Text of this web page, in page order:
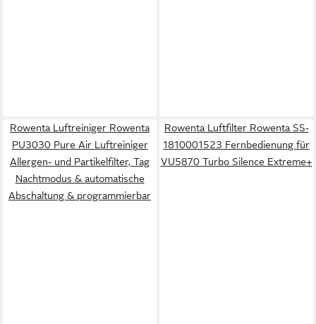
Rowenta Luftreiniger Rowenta
PU3030 Pure Air Luftreiniger
Allergen- und Partikelfilter, Tag
Nachtmodus & automatische
Abschaltung & programmierbar
Rowenta Luftfilter Rowenta SS-
1810001523 Fernbedienung für
VU5870 Turbo Silence Extreme+